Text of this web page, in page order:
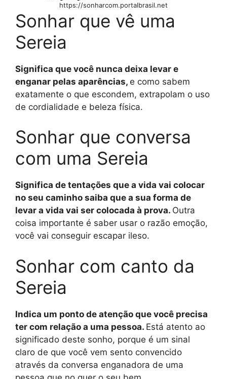
https://sonharcom.portalbrasil.net
Sonhar que vê uma
Sereia
Significa que você nunca deixa levar e
enganar pelas aparências, e como sabem
exatamente o que escondem, extrapolam o uso
de cordialidade e beleza física.
Sonhar que conversa
com uma Sereia
Significa de tentações que a vida vai colocar
no seu caminho saiba que a sua forma de
levar a vida vai ser colocada à prova. Outra
coisa importante é saber usar o razão emoção,
você vai conseguir escapar ileso.
Sonhar com canto da
Sereia
Indica um ponto de atenção que você precisa
ter com relação a uma pessoa. Está atento ao
significado deste sonho, porque é um sinal
claro de que você vem sento convencido
através da conversa enganadora de uma